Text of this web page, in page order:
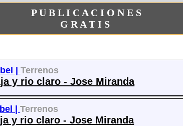
P U B L I C A C I O N E S
G R A T I S
| Terrenos
y rio claro - Jose Miranda
|Terrenos
y rio claro - Jose Miranda